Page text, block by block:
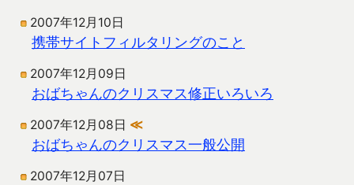
2007年12月10日
携帯サイトフィルタリングのこと
2007年12月09日
おばちゃんのクリスマス修正いろいろ
2007年12月08日 ≪
おばちゃんのクリスマス一般公開
2007年12月07日